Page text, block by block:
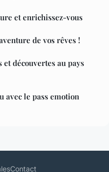
et enrichissez-vous
de vos rêves !
découvertes au pays
avec le pass emotion
Contact